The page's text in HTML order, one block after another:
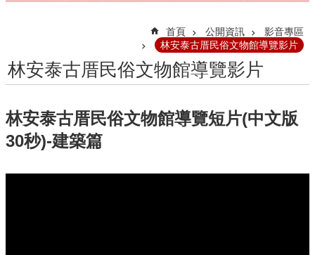
首頁 公開資訊
影音專區
林安泰古厝民俗文物館導覽影片
林安泰古厝民俗文物館導覽影片
林安泰古厝民俗文物館導覽短片(中文版
30秒)-建築篇